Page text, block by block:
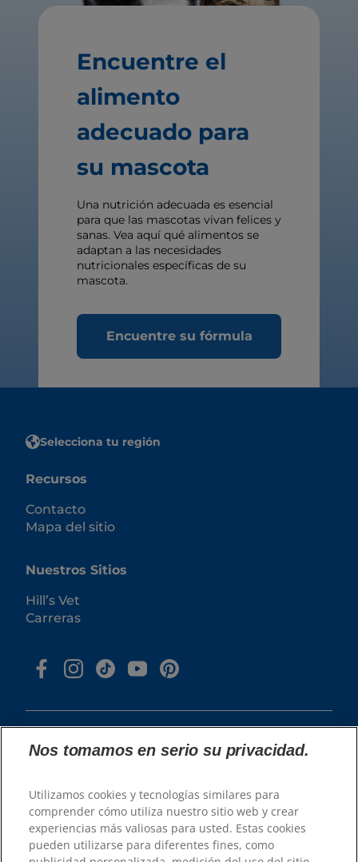
Encuentre el
alimento
adecuado para
su mascota
Una nutrición adecuada es esencial
para que las mascotas vivan felices y
sanas. Vea aquí qué alimentos se
adaptan a las necesidades
nutricionales específicas de su
mascota.
Encuentre su fórmula
Selecciona tu región
Recursos
Contacto
Mapa del sitio
Nuestros Sitios
Hill’s Vet
Carreras
Todos los derechos reservados.
Tal y como se utiliza en el presente documento,
denota el estatus de marca registrada únicamente
en U.S.; el estatus de registro en otras zonas
Nos tomamos en serio su privacidad.
Utilizamos cookies y tecnologías similares para
comprender cómo utiliza nuestro sitio web y crear
experiencias más valiosas para usted. Estas cookies
pueden utilizarse para diferentes fines, como